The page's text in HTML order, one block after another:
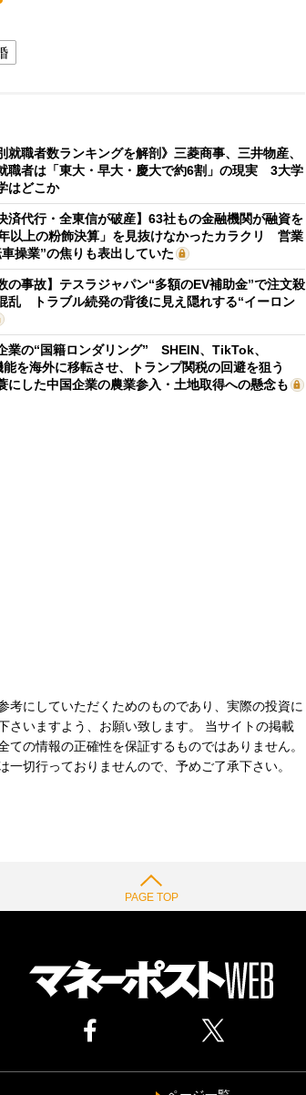
就職者数ランキングを解剖》三菱商事、三井物産、
職者は「東大・早大・慶大で約6割」の現実 3大学
はどこか
済代行・全東信が破産】63社もの金融機関が融資を
以上の粉飾決算」を見抜けなかったカラクリ 営業
操業”の焦りも表出していた
の事故】テスラジャパン“多額のEV補助金”で注文殺
乱 トラブル続発の背後に見え隠れする“イーロン
業の“国籍ロンダリング” SHEIN、TikTok、
を海外に移転させ、トランプ関税の回避を狙う
にした中国企業の農業参入・土地取得への懸念も
考にしていただくためのものであり、実際の投資に
さいますよう、お願い致します。 当サイトの掲載
の情報の正確性を保証するものではありません。
切行っておりませんので、予めご了承下さい。
PAGE TOP